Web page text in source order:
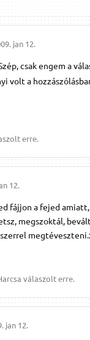
jan 12.
csak engem a
volt a
erre.
12.
fájjon a fejed
megszoktál,
válaszolt erre.
jan 12.